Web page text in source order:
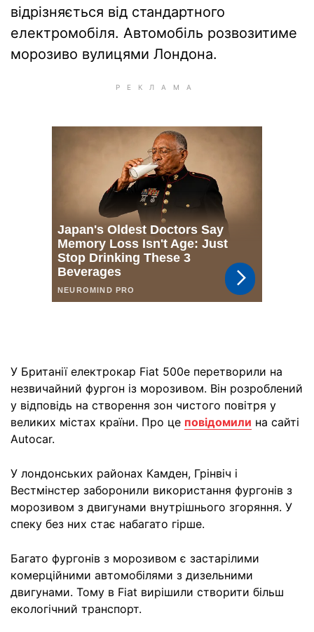
відрізняється від стандартного
електромобіля. Автомобіль розвозитиме
морозиво вулицями Лондона.
У Британії електрокар Fiat 500e перетворили на
незвичайний фургон із морозивом. Він розроблений
у відповідь на створення зон чистого повітря у
великих містах країни. Про це повідомили на сайті
Autocar.
У лондонських районах Камден, Грінвіч і
Вестмінстер заборонили використання фургонів з
морозивом з двигунами внутрішнього згоряння. У
спеку без них стає набагато гірше.
Багато фургонів з морозивом є застарілими
комерційними автомобілями з дизельними
двигунами. Тому в Fiat вирішили створити більш
екологічний транспорт.